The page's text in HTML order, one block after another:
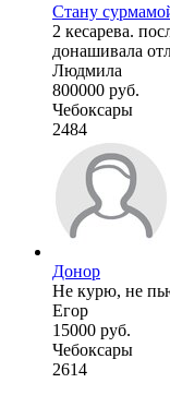
Стану
2 кесарева.
донашивала
Людмила
800000 руб.
Чебоксары
2484
Донор
Не курю, не
Егор
15000 руб.
Чебоксары
2614